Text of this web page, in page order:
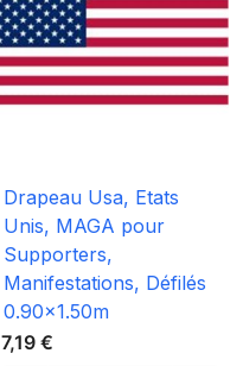
Drapeau Usa, Etats
Unis, MAGA pour
Supporters,
Manifestations, Défilés
0.90x1.50m
7,19 €